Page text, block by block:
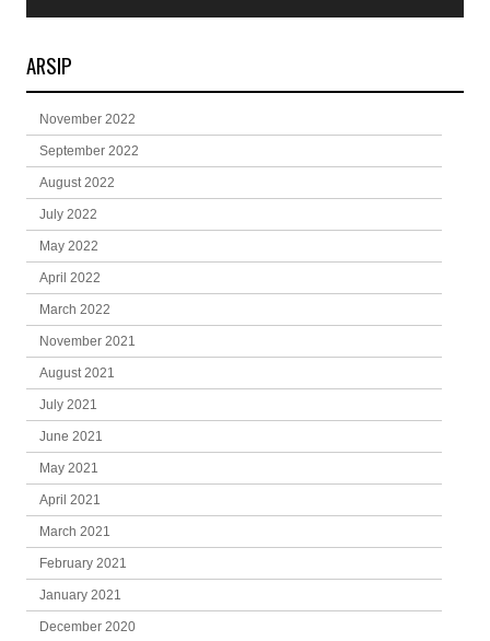
ARSIP
November 2022
September 2022
August 2022
July 2022
May 2022
April 2022
March 2022
November 2021
August 2021
July 2021
June 2021
May 2021
April 2021
March 2021
February 2021
January 2021
December 2020